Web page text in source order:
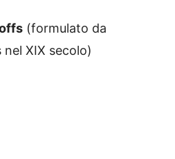
(formulato da
XIX secolo)